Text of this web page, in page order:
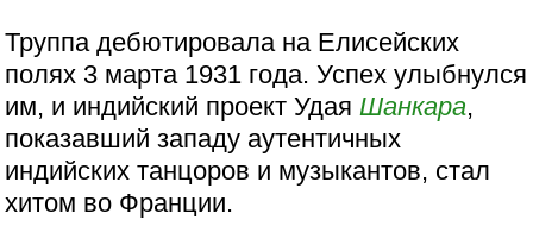
Труппа дебютировала на Елисейских
полях 3 марта 1931 года. Успех улыбнулся
им, и индийский проект Удая Шанкара,
показавший западу аутентичных
индийских танцоров и музыкантов, стал
хитом во Франции.